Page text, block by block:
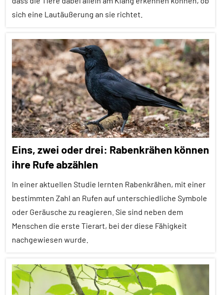
Spinnentiere
Wirbellose
sich eine Lautäußerung an sie richtet.
Alle
Artikel
Alle
Themen
Alle
Tiergruppen
Forschung
aktuell
Kommunikation
Säugetiere
Sozialverhalten
Wirbeltiere
Eins, zwei oder drei: Rabenkrähen können
ihre Rufe abzählen
In einer aktuellen Studie lernten Rabenkrähen, mit einer
bestimmten Zahl an Rufen auf unterschiedliche Symbole
oder Geräusche zu reagieren. Sie sind neben dem
Menschen die erste Tierart, bei der diese Fähigkeit
nachgewiesen wurde.
Alle
Artikel